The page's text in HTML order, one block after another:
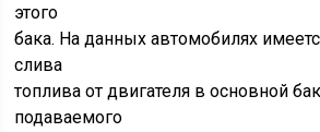
этого
бака. На данных автомобилях
слива
топлива от двигателя в основной
подаваемого